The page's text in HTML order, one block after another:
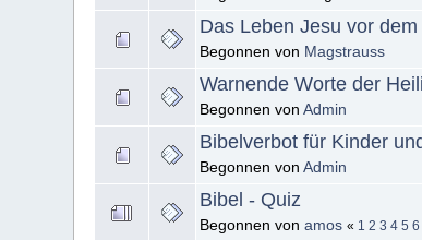
Das Leben Jesu vor
Begonnen von Magstrauss
Warnende Worte der
Begonnen vonAdmin
Bibelverbot für Kinder
Begonnen vonAdmin
Bibel - Quiz
Begonnen vonamos « 1 2 3 4 5 6